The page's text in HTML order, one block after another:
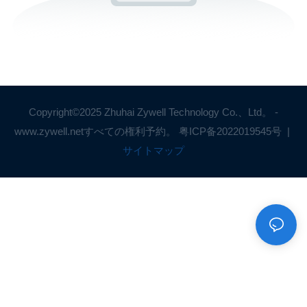
Copyright©2025 Zhuhai Zywell Technology Co.、Ltd。 -
www.zywell.netすべての権利予約。 粤ICP备2022019545号 |
サイトマップ